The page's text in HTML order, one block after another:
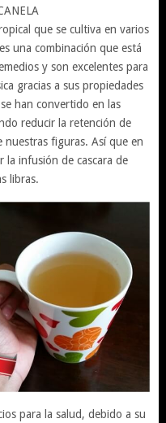
que se cultiva en varios
una combinación que está
y son excelentes para
gracias a sus propiedades
han convertido en las
reducir la retención de
nuestras figuras. Así que en
la infusión de cascara de
libras.
para la salud, debido a su